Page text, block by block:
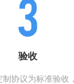
3
验收
协议为标准验收